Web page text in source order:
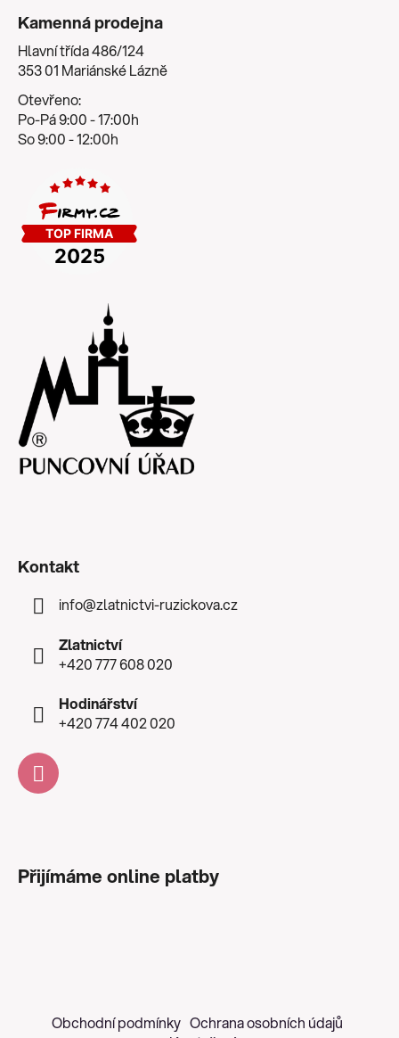
Kamenná prodejna
Hlavní třída 486/124
353 01 Mariánské Lázně
Otevřeno:
Po-Pá 9:00 - 17:00h
So 9:00 - 12:00h
Kontakt
info@zlatnictvi-ruzickova.cz
Zlatnictví
+420 777 608 020
Hodinářství
+420 774 402 020
Přijímáme online platby
Obchodní podmínky Ochrana osobních údajů